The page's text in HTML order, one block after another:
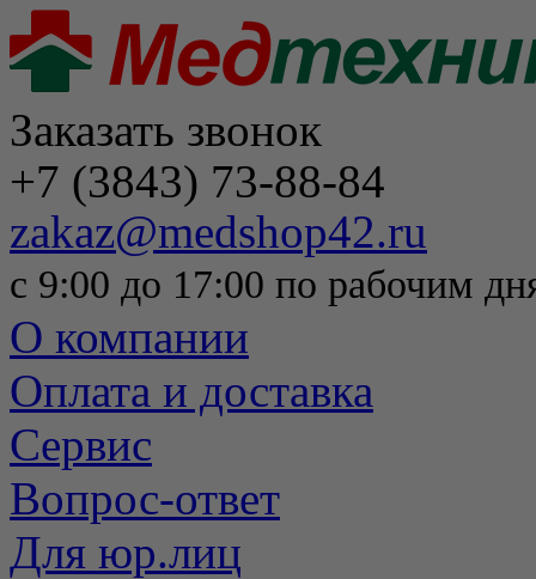
Заказать звонок
+7 (3843) 73-88-84
zakaz@medshop42.ru
с 9:00 до 17:00 по рабочим
О компании
Оплата и доставка
Сервис
Вопрос-ответ
Для юр.лиц